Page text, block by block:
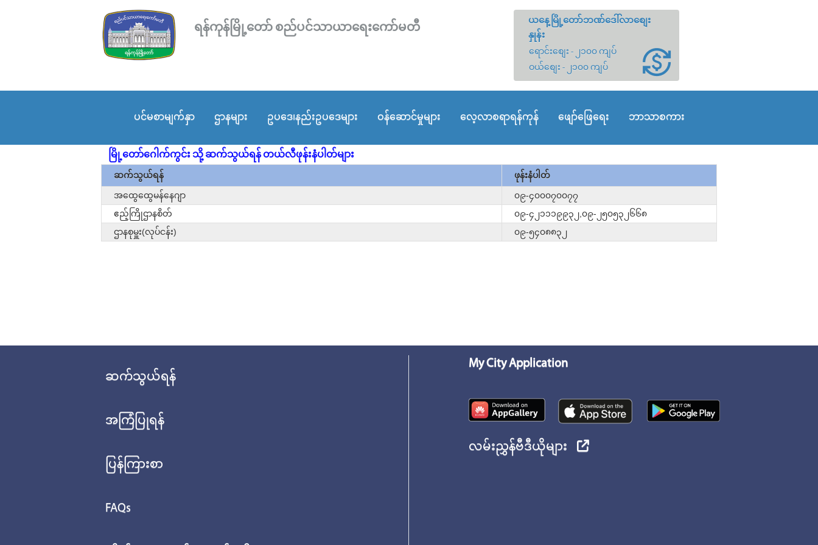
ရန်ကုန်မြို့တော် စည်ပင်သာယာရေးကော်မတီ
ယနေ့မြို့တော်ဘဏ်ဒေါ်လာစျေး
နှုန်း
ရောင်းစျေး - ၂၁၀၀ ကျပ်
ဝယ်စျေး - ၂၁၀၀ ကျပ်
ပင်မစာမျက်နှာ ဌာနများ ဥပဒေ၊နည်းဥပဒေများ ဝန်ဆောင်မှုများ လေ့လာစရာရန်ကုန် ဖျော်ဖြေရေး ဘာသာစကား
မြို့တော်ဂေါက်ကွင်း သို့ ဆက်သွယ်ရန် တယ်လီဖုန်းနံပါတ်များ
ဆက်သွယ်ရန် ဖုန်းနံပါတ်
အထွေထွေမန်နေဂျာ
၀၉-၄၀၀၀၇၀၀၇၇
ဧည့်ကြိုဌာနစိတ်
၀၉-၄၂၁၁၁၉၉၃၂,၀၉-၂၅၀၅၃၂၆၆၈
ဌာနစုမှူး(လုပ်ငန်း)
၀၉-၅၄၀၈၈၃၂
ဆက်သွယ်ရန်
အကြံပြုရန်
ပြန်ကြားစာ
FAQs
My City Application
လမ်းညွှန်ဗီဒီယိုများ